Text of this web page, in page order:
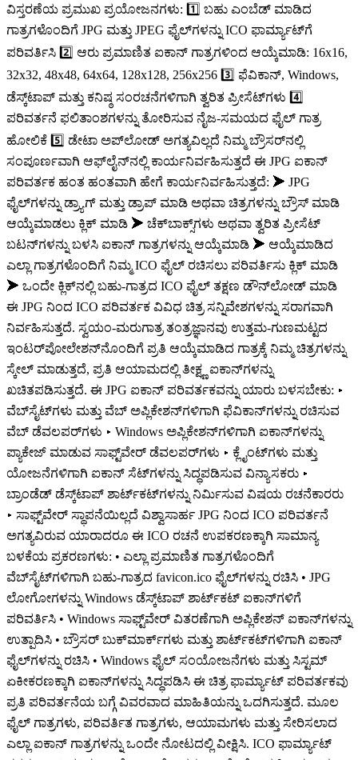
ವಿಸ್ತರಣೆಯ ಪ್ರಮುಖ ಪ್ರಯೋಜನಗಳು: 1️⃣ ಬಹು ಎಂಬೆಡ್ ಮಾಡಿದ
ಗಾತ್ರಗಳೊಂದಿಗೆ JPG ಮತ್ತು JPEG ಫೈಲ್‌ಗಳನ್ನು ICO ಫಾರ್ಮ್ಯಾಟ್‌ಗೆ
ಪರಿವರ್ತಿಸಿ 2️⃣ ಆರು ಪ್ರಮಾಣಿತ ಐಕಾನ್ ಗಾತ್ರಗಳಿಂದ ಆಯ್ಕೆಮಾಡಿ: 16x16,
32x32, 48x48, 64x64, 128x128, 256x256 3️⃣ ಫೆವಿಕಾನ್, Windows,
ಡೆಸ್ಕ್‌ಟಾಪ್ ಮತ್ತು ಕನಿಷ್ಠ ಸಂರಚನೆಗಳಿಗಾಗಿ ತ್ವರಿತ ಪ್ರೀಸೆಟ್‌ಗಳು 4️⃣
ಪರಿವರ್ತನೆ ಫಲಿತಾಂಶಗಳನ್ನು ತೋರಿಸುವ ನೈಜ-ಸಮಯದ ಫೈಲ್ ಗಾತ್ರ
ಹೋಲಿಕೆ 5️⃣ ಡೇಟಾ ಅಪ್‌ಲೋಡ್ ಅಗತ್ಯವಿಲ್ಲದೆ ನಿಮ್ಮ ಬ್ರೌಸರ್‌ನಲ್ಲಿ
ಸಂಪೂರ್ಣವಾಗಿ ಆಫ್‌ಲೈನ್‌ನಲ್ಲಿ ಕಾರ್ಯನಿರ್ವಹಿಸುತ್ತದೆ ಈ JPG ಐಕಾನ್
ಪರಿವರ್ತಕ ಹಂತ ಹಂತವಾಗಿ ಹೇಗೆ ಕಾರ್ಯನಿರ್ವಹಿಸುತ್ತದೆ: ➤ JPG
ಫೈಲ್‌ಗಳನ್ನು ಡ್ರ್ಯಾಗ್ ಮತ್ತು ಡ್ರಾಪ್ ಮಾಡಿ ಅಥವಾ ಚಿತ್ರಗಳನ್ನು ಬ್ರೌಸ್ ಮಾಡಿ
ಆಯ್ಕೆಮಾಡಲು ಕ್ಲಿಕ್ ಮಾಡಿ ➤ ಚೆಕ್‌ಬಾಕ್ಸ್‌ಗಳು ಅಥವಾ ತ್ವರಿತ ಪ್ರೀಸೆಟ್
ಬಟನ್‌ಗಳನ್ನು ಬಳಸಿ ಐಕಾನ್ ಗಾತ್ರಗಳನ್ನು ಆಯ್ಕೆಮಾಡಿ ➤ ಆಯ್ಕೆಮಾಡಿದ
ಎಲ್ಲಾ ಗಾತ್ರಗಳೊಂದಿಗೆ ನಿಮ್ಮ ICO ಫೈಲ್ ರಚಿಸಲು ಪರಿವರ್ತಿಸು ಕ್ಲಿಕ್ ಮಾಡಿ
➤ ಒಂದೇ ಕ್ಲಿಕ್‌ನಲ್ಲಿ ಬಹು-ಗಾತ್ರದ ICO ಫೈಲ್ ತಕ್ಷಣ ಡೌನ್‌ಲೋಡ್ ಮಾಡಿ
ಈ JPG ನಿಂದ ICO ಪರಿವರ್ತಕ ವಿವಿಧ ಚಿತ್ರ ಸನ್ನಿವೇಶಗಳನ್ನು ಸರಾಗವಾಗಿ
ನಿರ್ವಹಿಸುತ್ತದೆ. ಸ್ವಯಂ-ಮರುಗಾತ್ರ ತಂತ್ರಜ್ಞಾನವು ಉತ್ತಮ-ಗುಣಮಟ್ಟದ
ಇಂಟರ್‌ಪೋಲೇಶನ್‌ನೊಂದಿಗೆ ಪ್ರತಿ ಆಯ್ಕೆಮಾಡಿದ ಗಾತ್ರಕ್ಕೆ ನಿಮ್ಮ ಚಿತ್ರಗಳನ್ನು
ಸ್ಕೇಲ್ ಮಾಡುತ್ತದೆ, ಪ್ರತಿ ಆಯಾಮದಲ್ಲಿ ತೀಕ್ಷ್ಣ ಐಕಾನ್‌ಗಳನ್ನು
ಖಚಿತಪಡಿಸುತ್ತದೆ. ಈ JPG ಐಕಾನ್ ಪರಿವರ್ತಕವನ್ನು ಯಾರು ಬಳಸಬೇಕು: ▸
ವೆಬ್‌ಸೈಟ್‌ಗಳು ಮತ್ತು ವೆಬ್ ಅಪ್ಲಿಕೇಶನ್‌ಗಳಿಗಾಗಿ ಫೆವಿಕಾನ್‌ಗಳನ್ನು ರಚಿಸುವ
ವೆಬ್ ಡೆವಲಪರ್‌ಗಳು ▸ Windows ಅಪ್ಲಿಕೇಶನ್‌ಗಳಿಗಾಗಿ ಐಕಾನ್‌ಗಳನ್ನು
ಪ್ಯಾಕೇಜ್ ಮಾಡುವ ಸಾಫ್ಟ್‌ವೇರ್ ಡೆವಲಪರ್‌ಗಳು ▸ ಕ್ಲೈಂಟ್‌ಗಳು ಮತ್ತು
ಯೋಜನೆಗಳಿಗಾಗಿ ಐಕಾನ್ ಸೆಟ್‌ಗಳನ್ನು ಸಿದ್ಧಪಡಿಸುವ ವಿನ್ಯಾಸಕರು ▸
ಬ್ರಾಂಡೆಡ್ ಡೆಸ್ಕ್‌ಟಾಪ್ ಶಾರ್ಟ್‌ಕಟ್‌ಗಳನ್ನು ನಿರ್ಮಿಸುವ ವಿಷಯ ರಚನೆಕಾರರು
▸ ಸಾಫ್ಟ್‌ವೇರ್ ಸ್ಥಾಪನೆಯಿಲ್ಲದೆ ವಿಶ್ವಾಸಾರ್ಹ JPG ನಿಂದ ICO ಪರಿವರ್ತನೆ
ಅಗತ್ಯವಿರುವ ಯಾರಾದರೂ ಈ ICO ರಚನೆ ಉಪಕರಣಕ್ಕಾಗಿ ಸಾಮಾನ್ಯ
ಬಳಕೆಯ ಪ್ರಕರಣಗಳು: • ಎಲ್ಲಾ ಪ್ರಮಾಣಿತ ಗಾತ್ರಗಳೊಂದಿಗೆ
ವೆಬ್‌ಸೈಟ್‌ಗಳಿಗಾಗಿ ಬಹು-ಗಾತ್ರದ favicon.ico ಫೈಲ್‌ಗಳನ್ನು ರಚಿಸಿ • JPG
ಲೋಗೋಗಳನ್ನು Windows ಡೆಸ್ಕ್‌ಟಾಪ್ ಶಾರ್ಟ್‌ಕಟ್ ಐಕಾನ್‌ಗಳಿಗೆ
ಪರಿವರ್ತಿಸಿ • Windows ಸಾಫ್ಟ್‌ವೇರ್ ವಿತರಣೆಗಾಗಿ ಅಪ್ಲಿಕೇಶನ್ ಐಕಾನ್‌ಗಳನ್ನು
ಉತ್ಪಾದಿಸಿ • ಬ್ರೌಸರ್ ಬುಕ್‌ಮಾರ್ಕ್‌ಗಳು ಮತ್ತು ಶಾರ್ಟ್‌ಕಟ್‌ಗಳಿಗಾಗಿ ಐಕಾನ್
ಫೈಲ್‌ಗಳನ್ನು ರಚಿಸಿ • Windows ಫೈಲ್ ಸಂಯೋಜನೆಗಳು ಮತ್ತು ಸಿಸ್ಟಮ್
ಏಕೀಕರಣಕ್ಕಾಗಿ ಐಕಾನ್‌ಗಳನ್ನು ಸಿದ್ಧಪಡಿಸಿ ಈ ಚಿತ್ರ ಫಾರ್ಮ್ಯಾಟ್ ಪರಿವರ್ತಕವು
ಪ್ರತಿ ಪರಿವರ್ತನೆಯ ಬಗ್ಗೆ ವಿವರವಾದ ಮಾಹಿತಿಯನ್ನು ಒದಗಿಸುತ್ತದೆ. ಮೂಲ
ಫೈಲ್ ಗಾತ್ರಗಳು, ಪರಿವರ್ತಿತ ಗಾತ್ರಗಳು, ಆಯಾಮಗಳು ಮತ್ತು ಸೇರಿಸಲಾದ
ಎಲ್ಲಾ ಐಕಾನ್ ಗಾತ್ರಗಳನ್ನು ಒಂದೇ ನೋಟದಲ್ಲಿ ವೀಕ್ಷಿಸಿ. ICO ಫಾರ್ಮ್ಯಾಟ್